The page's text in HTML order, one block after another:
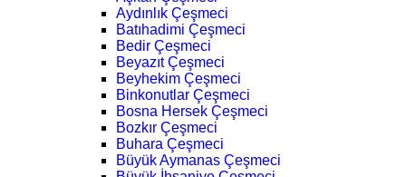
Aydınlık Çeşmeci
Batıhadimi Çeşmeci
Bedir Çeşmeci
Beyazıt Çeşmeci
Beyhekim Çeşmeci
Binkonutlar Çeşmeci
Bosna Hersek Çeşmeci
Bozkır Çeşmeci
Buhara Çeşmeci
Büyük Aymanas Çeşmeci